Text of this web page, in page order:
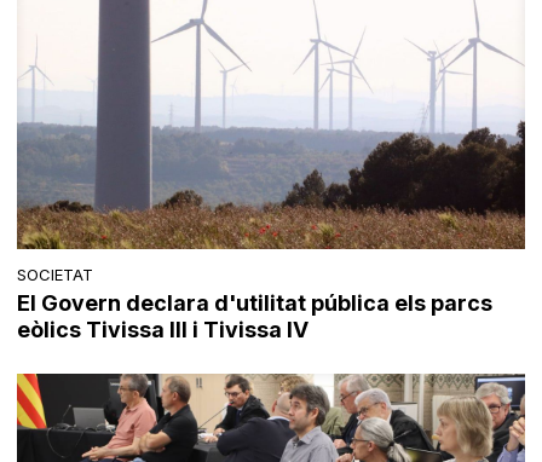
SOCIETAT
El Govern declara d'utilitat pública els parcs
eòlics Tivissa III i Tivissa IV